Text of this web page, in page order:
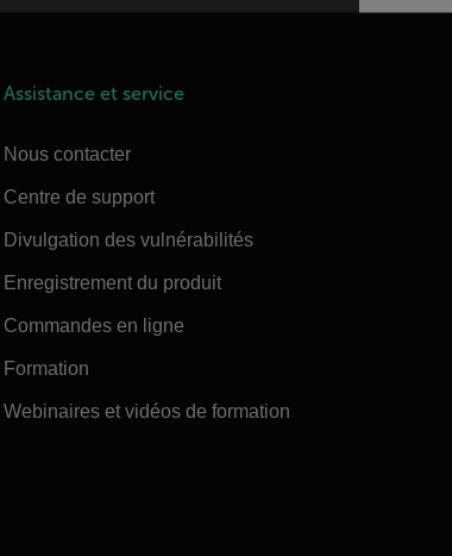
Assistance et service
Nous contacter
Centre de support
Divulgation des vulnérabilités
Enregistrement du produit
Commandes en ligne
Formation
Webinaires et vidéos de formation